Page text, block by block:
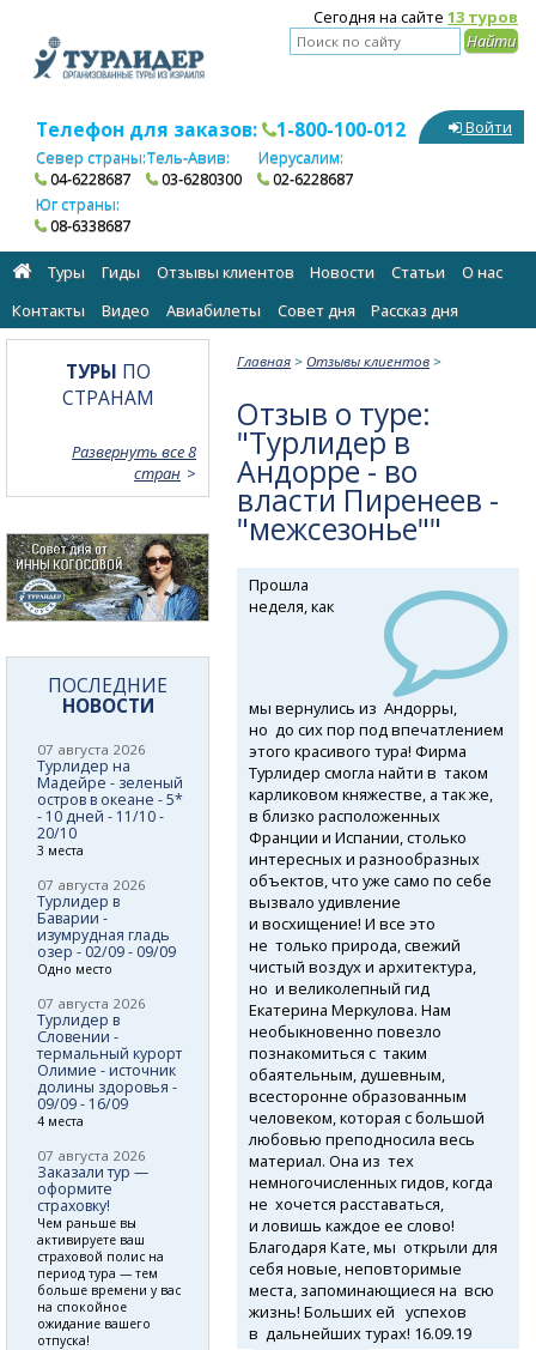
Сегодня на сайте 13 туров
Телефон для заказов: 1-800-100-012
Север страны:
04-6228687
Тель-Авив:
03-6280300
Иерусалим:
02-6228687
Юг страны:
08-6338687
Войти
Туры Гиды Отзывы клиентов Новости Статьи
О нас
Контакты
Видео Авиабилеты Cовет дня Рассказ дня
Главная > Отзывы клиентов >
Отзыв о туре:
"Турлидер в
Андорре - во
власти Пиренеев -
"межсезонье""
Прошла
неделя, как
мы вернулись из Андорры,
но до сих пор под впечатлением
этого красивого тура! Фирма
Турлидер смогла найти в таком
карликовом княжестве, а так же,
в близко расположенных
Франции и Испании, столько
интересных и разнообразных
объектов, что уже само по себе
вызвало удивление
и восхищение! И все это
не только природа, свежий
чистый воздух и архитектура,
но и великолепный гид
Екатерина Меркулова. Нам
необыкновенно повезло
познакомиться с таким
обаятельным, душевным,
всесторонне образованным
человеком, которая с большой
любовью преподносила весь
материал. Она из тех
немногочисленных гидов, когда
не хочется расставаться,
и ловишь каждое ее слово!
Благодаря Кате, мы открыли для
себя новые, неповторимые
места, запоминающиеся на всю
жизнь! Больших ей успехов
в дальнейших турах! 16.09.19
ТУРЫ ПО
СТРАНАМ
Развернуть все 8
стран
ПОСЛЕДНИЕ
НОВОСТИ
07 августа 2026
Турлидер на
Мадейре - зеленый
остров в океане - 5*
- 10 дней - 11/10 -
20/10
3 места
07 августа 2026
Турлидер в
Баварии -
изумрудная гладь
озер - 02/09 - 09/09
Одно место
07 августа 2026
Турлидер в
Словении -
термальный курорт
Олимие - источник
долины здоровья -
09/09 - 16/09
4 места
07 августа 2026
Заказали тур —
оформите
страховку!
Чем раньше вы
активируете ваш
страховой полис на
период тура — тем
больше времени у вас
на спокойное
ожидание вашего
отпуска!